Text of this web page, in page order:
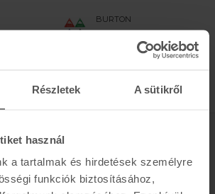
Részletek A sütikről
használ
a tartalmak és hirdetések személyre
funkciók biztosításához,
BURTON
TRI-SCRAPER
újdonságokról, akciókról
FELIRATKOZOM »